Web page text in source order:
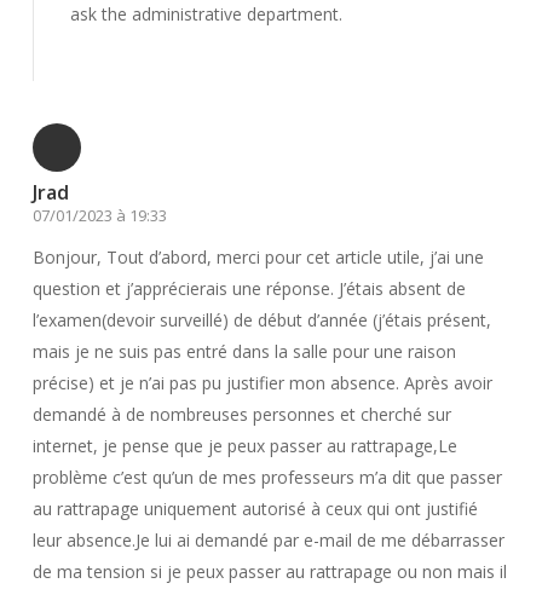
ask the administrative department.
Jrad
07/01/2023 à 19:33
Bonjour, Tout d’abord, merci pour cet article utile, j’ai une
question et j’apprécierais une réponse. J’étais absent de
l’examen(devoir surveillé) de début d’année (j’étais présent,
mais je ne suis pas entré dans la salle pour une raison
précise) et je n’ai pas pu justifier mon absence. Après avoir
demandé à de nombreuses personnes et cherché sur
internet, je pense que je peux passer au rattrapage,Le
problème c’est qu’un de mes professeurs m’a dit que passer
au rattrapage uniquement autorisé à ceux qui ont justifié
leur absence.Je lui ai demandé par e-mail de me débarrasser
de ma tension si je peux passer au rattrapage ou non mais il